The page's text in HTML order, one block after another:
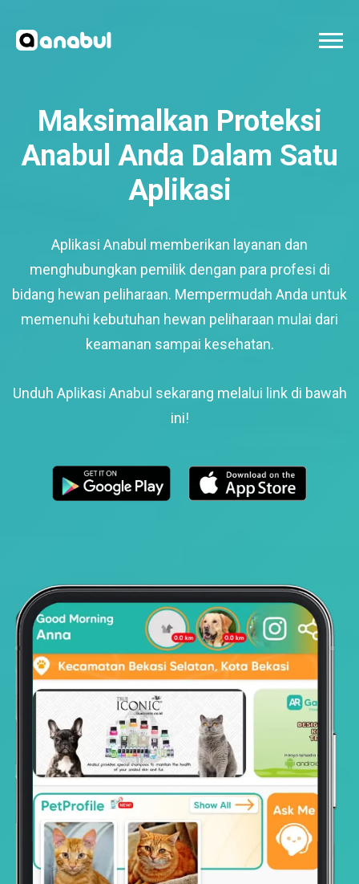
Maksimalkan Proteksi
Anabul Anda Dalam Satu
Aplikasi
Aplikasi Anabul memberikan layanan dan
menghubungkan pemilik dengan para profesi di
bidang hewan peliharaan. Mempermudah Anda untuk
memenuhi kebutuhan hewan peliharaan mulai dari
keamanan sampai kesehatan.
Unduh Aplikasi Anabul sekarang melalui link di bawah
ini!